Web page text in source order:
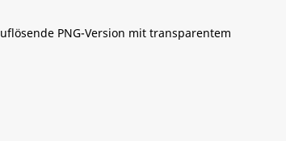
PNG-Version mit transparentem